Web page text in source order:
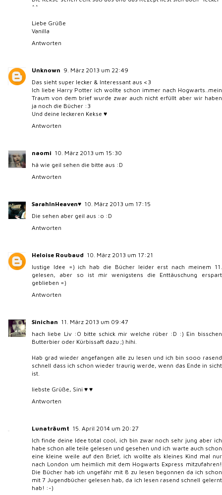
^^
Liebe Grüße
Vanilla
Antworten
Unknown 9. März 2013 um 22:49
Das sieht super lecker & Interessant aus <3
Ich liebe Harry Potter ich wollte schon immer nach Hogwarts..mein
Traum von dem brief wurde zwar auch nicht erfüllt aber wir haben
ja noch die Bücher :3
Und deine leckeren Kekse ♥
Antworten
naomi 10. März 2013 um 15:30
hä wie geil sehen die bitte aus :D
Antworten
SarahInHeaven♥ 10. März 2013 um 17:15
Die sehen aber geil aus :o :D
Antworten
Heloise Roubaud 10. März 2013 um 17:21
lustige Idee =) ich hab die Bücher leider erst nach meinem 11.
gelesen, aber so ist mir wenigstens die Enttäuschung erspart
geblieben =)
Antworten
Sinichan 11. März 2013 um 09:47
hach liebe Liv :O bitte schick mir welche rüber :D :) Ein bisschen
Butterbier oder Kürbissaft dazu ;) hihi.
Hab grad wieder angefangen alle zu lesen und ich bin sooo rasend
schnell dass ich schon wieder traurig werde, wenn das Ende in sicht
ist.
liebste Grüße, Sini ♥ ♥
Antworten
Lunaträumt 15. April 2014 um 20:27
Ich finde deine Idee total cool, ich bin zwar noch sehr jung aber ich
habe schon alle teile gelesen und gesehen und ich warte auch schon
eine kleine weile auf den Brief, ich wollte als kleines Kind mal nur
nach London um heimlich mit dem Hogwarts Express mitzufahren!
Die Bücher hab ich ungefähr mit 8 zu lesen begonnen da ich schon
mit 7 Jugendbücher gelesen hab, da ich lesen rasend schnell gelernt
hab! :-)